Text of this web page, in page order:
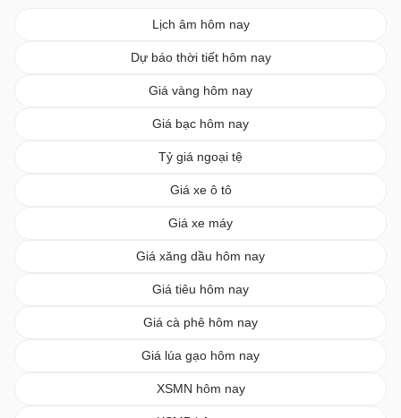
Lịch âm hôm nay
Dự báo thời tiết hôm nay
Giá vàng hôm nay
Giá bạc hôm nay
Tỷ giá ngoại tệ
Giá xe ô tô
Giá xe máy
Giá xăng dầu hôm nay
Giá tiêu hôm nay
Giá cà phê hôm nay
Giá lúa gạo hôm nay
XSMN hôm nay